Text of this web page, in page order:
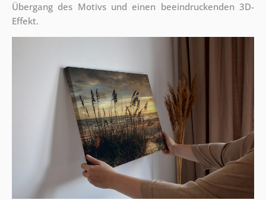
Übergang des Motivs und einen beeindruckenden 3D-
Effekt.